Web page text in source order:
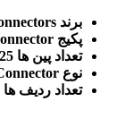
برند Huada Connectors
پکیج Connector
تعداد پین ها 25 پین
نوع Connector
تعداد ردیف ها 2 ردیف